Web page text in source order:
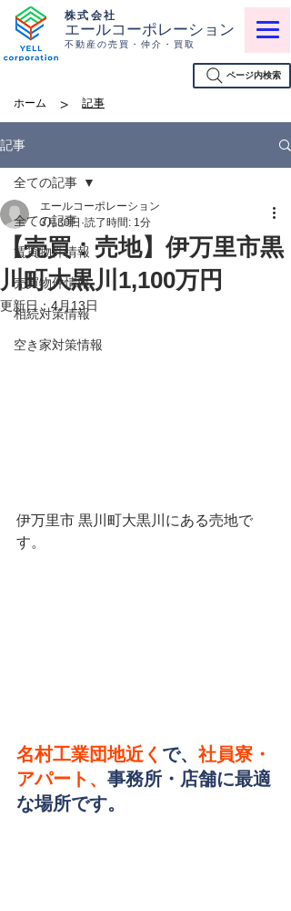
株式会社
エールコーポレーション
不動産の売買・仲介・買取
ページ内検索
ホーム > 記事
記事
全ての記事
賃貸物件情報
売買物件情報
相続対策情報
空き家対策情報
全ての記事
【売買：売地】伊万里市黒
川町大黒川1,100万円
エールコーポレーション
3月30日 読了時間: 1分
更新日：4月13日
伊万里市 黒川町大黒川にある売地で
す。
名村工業団地近く で、 社員寮・
アパート、 事務所・店舗に最適
な場所です。